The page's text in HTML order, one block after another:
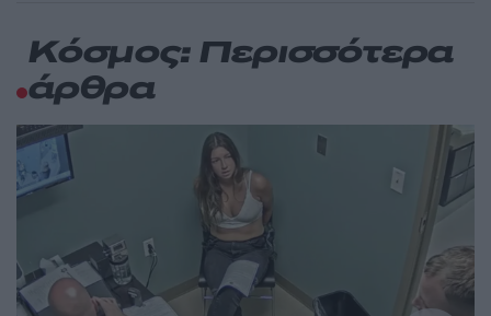
Κόσμος: Περισσότερα
άρθρα